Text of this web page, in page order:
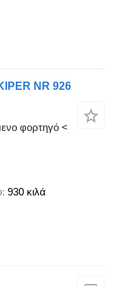
NR 926
φορτηγό <
930 κιλά